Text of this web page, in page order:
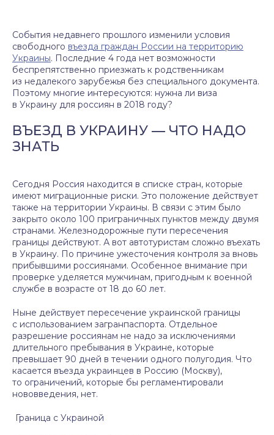
События недавнего прошлого изменили условия
свободного въезда граждан России на территорию
Украины. Последние 4 года нет возможности
беспрепятственно приезжать к родственникам
из недалекого зарубежья без специального документа.
Поэтому многие интересуются: нужна ли виза
в Украину для россиян в 2018 году?
ВЪЕЗД В УКРАИНУ — ЧТО НАДО
ЗНАТЬ
Сегодня Россия находится в списке стран, которые
имеют миграционные риски. Это положение действует
также на территории Украины. В связи с этим было
закрыто около 100 приграничных пунктов между двумя
странами. Железнодорожные пути пересечения
границы действуют. А вот автотуристам сложно въехать
в Украину. По причине ужесточения контроля за вновь
прибывшими россиянами. Особенное внимание при
проверке уделяется мужчинам, пригодным к военной
службе в возрасте от 18 до 60 лет.
Ныне действует пересечение украинской границы
с использованием загранпаспорта. Отдельное
разрешение россиянам не надо за исключениями
длительного пребывания в Украине, которые
превышает 90 дней в течении одного полугодия. Что
касается въезда украинцев в Россию (Москву),
то ограничений, которые бы регламентировали
нововведения, нет.
Граница с Украиной